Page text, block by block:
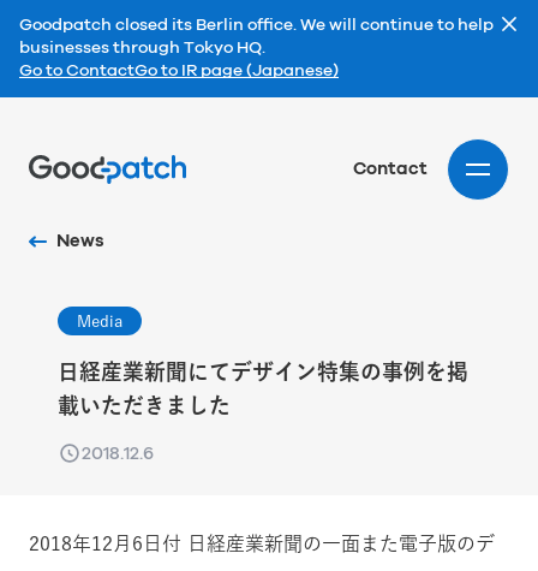
Goodpatch closed its Berlin office. We will continue to help
businesses through Tokyo HQ.
Go to ContactGo to IR page (Japanese)
Contact
News
Media
日経産業新聞にてデザイン特集の事例を掲
載いただきました
2018.12.6
2018年12月6日付 日経産業新聞の一面また電子版のデ